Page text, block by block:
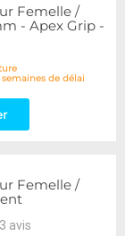
Femelle /
- Apex Grip -
semaines de délai
Femelle /
3 avis